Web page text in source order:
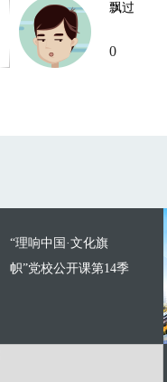
飘过
0
“理响中国·文化旗
帜”党校公开课第14季